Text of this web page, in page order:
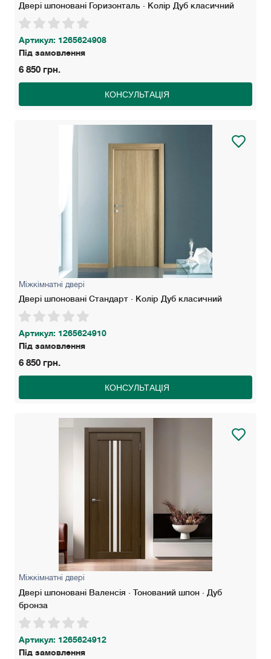
Двері шпоновані Горизонталь · Колір Дуб класичний
Артикул: 1265624908
Під замовлення
6 850 грн.
КОНСУЛЬТАЦІЯ
Міжкімнатні двері
Двері шпоновані Стандарт · Колір Дуб класичний
Артикул: 1265624910
Під замовлення
6 850 грн.
КОНСУЛЬТАЦІЯ
Міжкімнатні двері
Двері шпоновані Валенсія · Тонований шпон · Дуб
бронза
Артикул: 1265624912
Під замовлення